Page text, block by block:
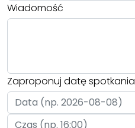
Wiadomość
Zaproponuj datę spotkania